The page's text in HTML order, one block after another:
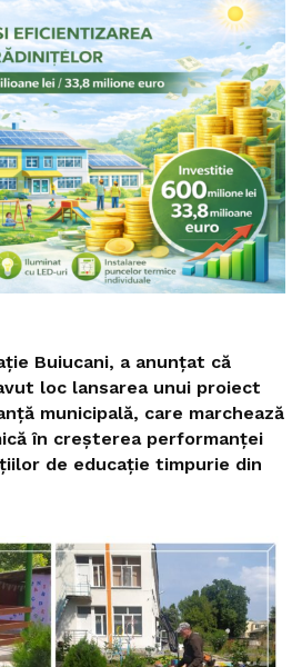
Buiucani, a anunțat că
loc lansarea unui proiect
municipală, care marchează
în creșterea performanței
de educație timpurie din